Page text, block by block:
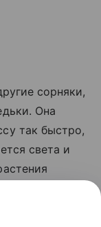
сорняки,
Она
так быстро,
света и